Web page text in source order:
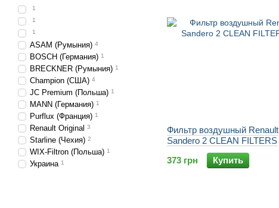
Фильтр воздушный Renault
Sandero 2 CLEAN FILTERS
373 грн
Купить
1
1
1
ASAM (Румыния) 4
BOSCH (Германия) 1
BRECKNER (Румыния) 1
Champion (США) 4
JC Premium (Польша) 1
MANN (Германия) 1
Purflux (Франция) 1
Renault Original 3
Starline (Чехия) 2
WIX-Filtron (Польша) 1
Украина 1